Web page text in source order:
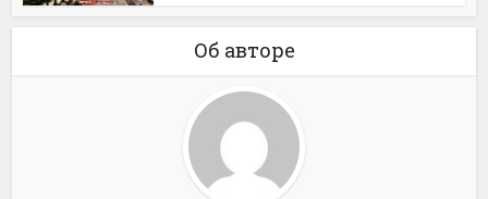
Об авторе